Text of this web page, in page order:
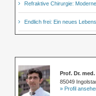
Refraktive Chirurgie:
Endlich frei: Ein neues
Prof. Dr.
85049
» Profil